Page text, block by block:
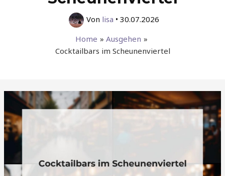
Von lisa • 30.07.2026
Home
Ausgehen
Cocktailbars im Scheunenviertel